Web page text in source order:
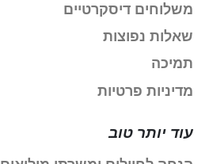
משלוחים דיסקרטיים
שאלות נפוצות
תמיכה
מדיניות פרטיות
עוד יותר טוב